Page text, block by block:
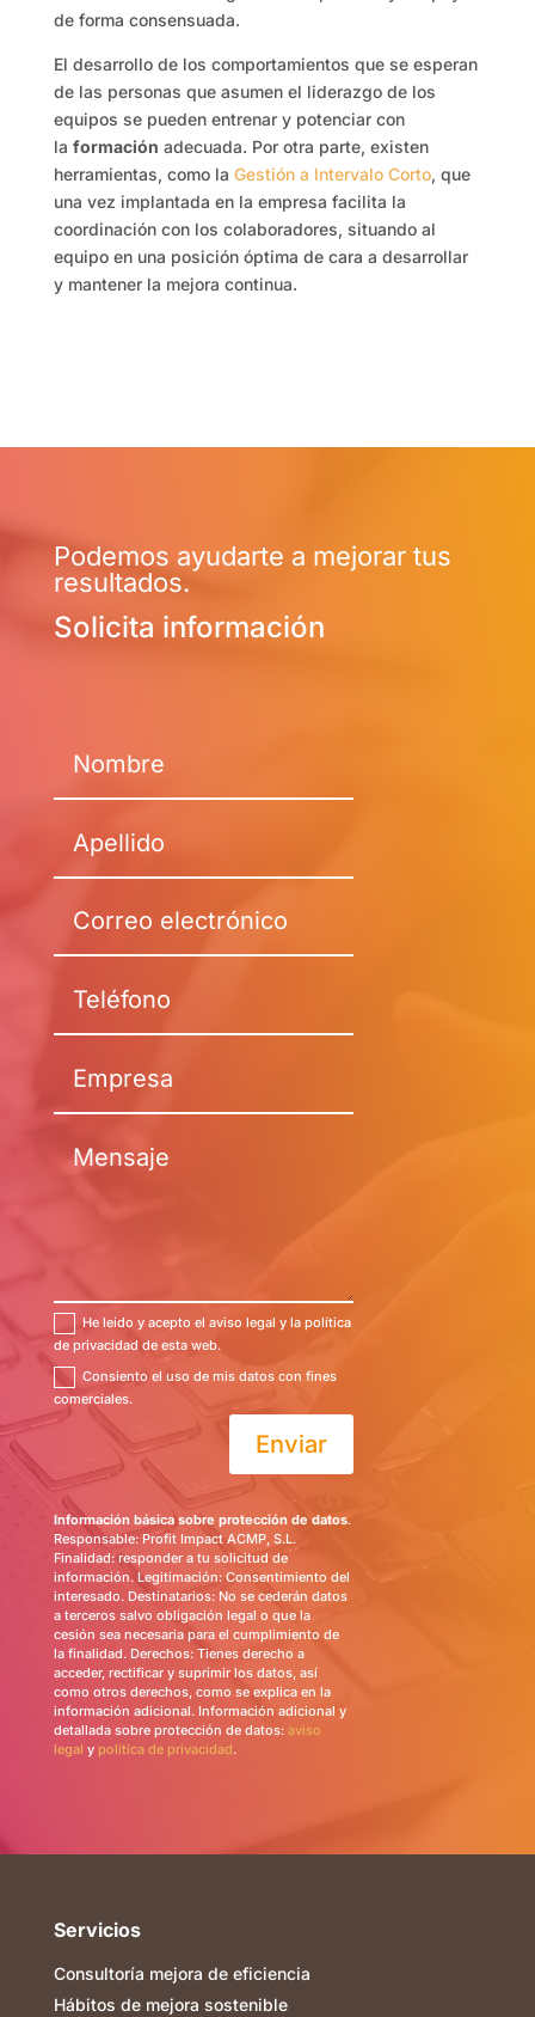
de forma consensuada.
El desarrollo de los comportamientos que se esperan
de las personas que asumen el liderazgo de los
equipos se pueden entrenar y potenciar con
la formación adecuada. Por otra parte, existen
herramientas, como la Gestión a Intervalo Corto, que
una vez implantada en la empresa facilita la
coordinación con los colaboradores, situando al
equipo en una posición óptima de cara a desarrollar
y mantener la mejora continua.
Podemos ayudarte a mejorar tus
resultados.
Solicita información
He leído y acepto el aviso legal y la política
de privacidad de esta web.
Consiento el uso de mis datos con fines
comerciales.
Enviar
Información básica sobre protección de datos.
Responsable: Profit Impact ACMP, S.L.
Finalidad: responder a tu solicitud de
información. Legitimación: Consentimiento del
interesado. Destinatarios: No se cederán datos
a terceros salvo obligación legal o que la
cesión sea necesaria para el cumplimiento de
la finalidad. Derechos: Tienes derecho a
acceder, rectificar y suprimir los datos, así
como otros derechos, como se explica en la
información adicional. Información adicional y
detallada sobre protección de datos: aviso
legal y política de privacidad.
Servicios
Consultoría mejora de eficiencia
Hábitos de mejora sostenible